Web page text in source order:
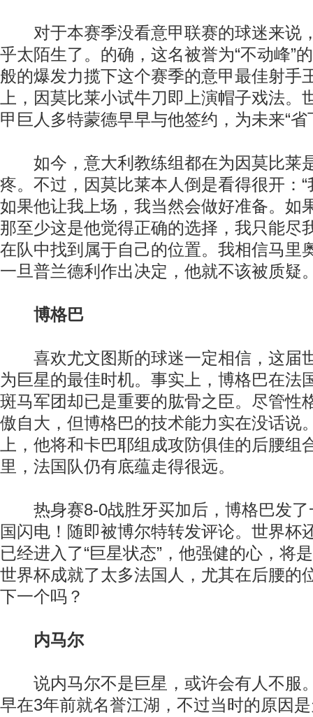
对于本赛季没看意甲联赛的球迷来说
乎太陌生了。的确，这名被誉为“不动峰”
般的爆发力揽下这个赛季的意甲最佳射手
上，因莫比莱小试牛刀即上演帽子戏法。
甲巨人多特蒙德早早与他签约，为未来“省
如今，意大利教练组都在为因莫比莱
疼。不过，因莫比莱本人倒是看得很开：
如果他让我上场，我当然会做好准备。如
那至少这是他觉得正确的选择，我只能尽
在队中找到属于自己的位置。我相信马里
一旦普兰德利作出决定，他就不该被质疑
博格巴
喜欢尤文图斯的球迷一定相信，这届
为巨星的最佳时机。事实上，博格巴在法
斑马军团却已是重要的肱骨之臣。尽管性
傲自大，但博格巴的技术能力实在没话说
上，他将和卡巴耶组成攻防俱佳的后腰组
里，法国队仍有底蕴走得很远。
热身赛8-0战胜牙买加后，博格巴发了
国闪电！随即被博尔特转发评论。世界杯
已经进入了“巨星状态”，他强健的心，将
世界杯成就了太多法国人，尤其在后腰的
下一个吗？
内马尔
说内马尔不是巨星，或许会有人不服
早在3年前就名誉江湖，不过当时的原因